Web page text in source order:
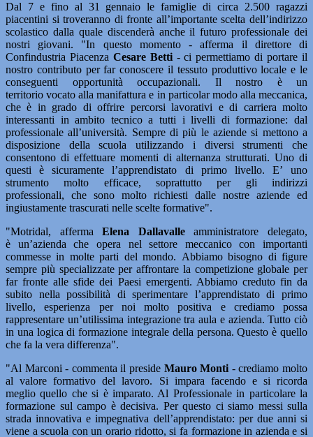
Dal 7 e fino al 31 gennaio le famiglie di circa 2.500 ragazzi
piacentini si troveranno di fronte all’importante scelta dell’indirizzo
scolastico dalla quale discenderà anche il futuro professionale dei
nostri giovani. "In questo momento - afferma il direttore di
Confindustria Piacenza Cesare Betti- ci permettiamo di portare il
nostro contributo per far conoscere il tessuto produttivo locale e le
conseguenti opportunità occupazionali. Il nostro è un
territorio vocato alla manifattura e in particolar modo alla meccanica,
che è in grado di offrire percorsi lavorativi e di carriera molto
interessanti in ambito tecnico a tutti i livelli di formazione: dal
professionale all’università. Sempre di più le aziende si mettono a
disposizione della scuola utilizzando i diversi strumenti che
consentono di effettuare momenti di alternanza strutturati. Uno di
questi è sicuramente l’apprendistato di primo livello. E’ uno
strumento molto efficace, soprattutto per gli indirizzi
professionali, che sono molto richiesti dalle nostre aziende ed
ingiustamente trascurati nelle scelte formative".
"Motridal, affermaElena Dallavalleamministratore delegato,
è un’azienda che opera nel settore meccanico con importanti
commesse in molte parti del mondo. Abbiamo bisogno di figure
sempre più specializzate per affrontare la competizione globale per
far fronte alle sfide dei Paesi emergenti. Abbiamo creduto fin da
subito nella possibilità di sperimentare l’apprendistato di primo
livello, esperienza per noi molto positiva e crediamo possa
rappresentare un’utilissima integrazione tra aula e azienda. Tutto ciò
in una logica di formazione integrale della persona. Questo è quello
che fa la vera differenza".
"Al Marconi - commenta il preside Mauro Monti - crediamo molto
al valore formativo del lavoro. Si impara facendo e si ricorda
meglio quello che si è imparato. Al Professionale in particolare la
formazione sul campo è decisiva. Per questo ci siamo messi sulla
strada innovativa e impegnativa dell’apprendistato: per due anni si
viene a scuola con un orario ridotto, si fa formazione in azienda e si